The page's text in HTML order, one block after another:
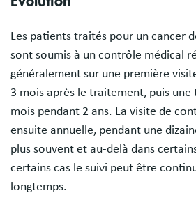
Les patients traités pour un cancer
sont soumis à un contrôle médical
généralement sur une première
3 mois après le traitement, puis une
mois pendant 2 ans. La visite de
ensuite annuelle, pendant une
plus souvent et au-delà dans
certains cas le suivi peut être
longtemps.